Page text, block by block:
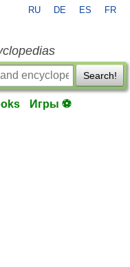
RU DE ES FR
Search!
Игры ⚽